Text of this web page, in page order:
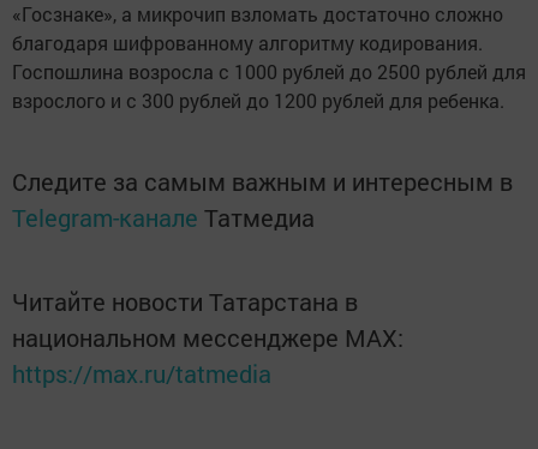
«Госзнаке», а микрочип взломать достаточно сложно
благодаря шифрованному алгоритму кодирования.
Госпошлина возросла с 1000 рублей до 2500 рублей для
взрослого и с 300 рублей до 1200 рублей для ребенка.
Следите за самым важным и интересным в
Telegram-канале Татмедиа
Читайте новости Татарстана в
национальном мессенджере MАХ:
https://max.ru/tatmedia